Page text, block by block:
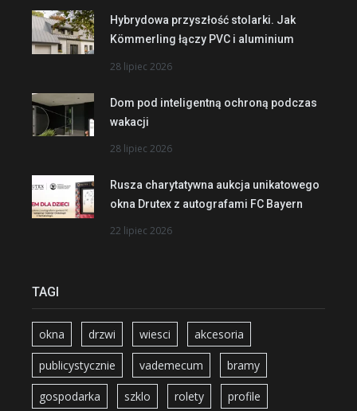
Hybrydowa przyszłość stolarki. Jak
Kömmerling łączy PVC i aluminium
28 lipiec 2026
Dom pod inteligentną ochroną podczas
wakacji
28 lipiec 2026
Rusza charytatywna aukcja unikatowego
okna Drutex z autografami FC Bayern
22 lipiec 2026
TAGI
okna drzwi wiesci akcesoria
publicystycznie vademecum bramy
gospodarka szklo rolety profile